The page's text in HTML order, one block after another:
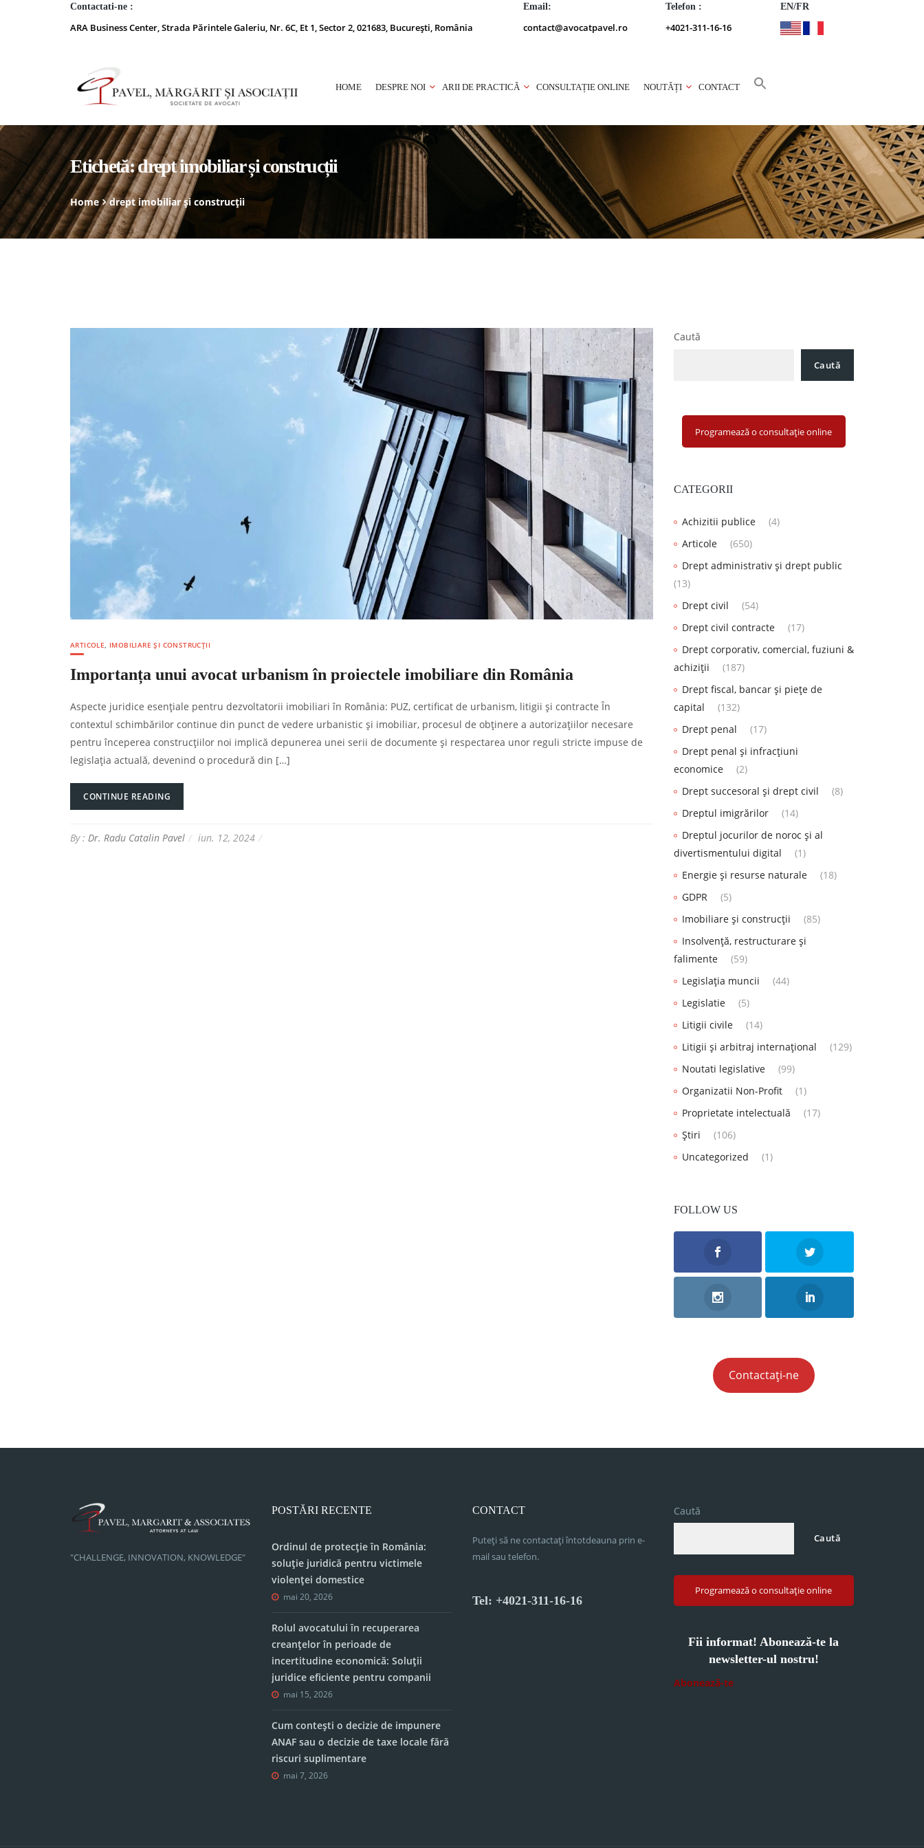
Contactati-ne :
ARA Business Center, Strada Părintele Galeriu, Nr. 6C, Et 1, Sector 2, 021683, București, România
Email:
contact@avocatpavel.ro
Telefon :
+4021-311-16-16
EN/FR
HOME DESPRE NOI ARII DE PRACTICĂ CONSULTAȚIE ONLINE NOUTĂȚI CONTACT
Etichetă:drept imobiliar și construcții
Home drept imobiliar și construcții
ARTICOLE IMOBILIARE ȘI CONSTRUCȚII
Importanța unui avocat urbanism în proiectele imobiliare din România
Aspecte juridice esențiale pentru dezvoltatorii imobiliari în România: PUZ, certificat de urbanism, litigii și contracte În
contextul schimbărilor continue din punct de vedere urbanistic și imobiliar, procesul de obținere a autorizațiilor necesare
pentru începerea construcțiilor noi implică depunerea unei serii de documente și respectarea unor reguli stricte impuse de
legislația actuală, devenind o procedură din […]
CONTINUE READING
By : Dr. Radu Catalin Pavel iun. 12, 2024
Caută
Caută
Programează o consultație online
CATEGORII
Achizitii publice
(4)
Articole
(650)
Drept administrativ și drept public
(13)
Drept civil
(54)
Drept civil contracte
(17)
Drept corporativ, comercial, fuziuni &
achiziții
(187)
Drept fiscal, bancar și piețe de
capital
(132)
Drept penal
(17)
Drept penal și infracțiuni
economice
(2)
Drept succesoral și drept civil
(8)
Dreptul imigrărilor
(14)
Dreptul jocurilor de noroc și al
divertismentului digital
(1)
Energie și resurse naturale
(18)
GDPR
(5)
Imobiliare și construcții
(85)
Insolvență, restructurare și
falimente
(59)
Legislația muncii
(44)
Legislatie
(5)
Litigii civile
(14)
Litigii și arbitraj internațional
(129)
Noutati legislative
(99)
Organizatii Non-Profit
(1)
Proprietate intelectuală
(17)
Știri
(106)
Uncategorized
(1)
FOLLOW US
Contactați-ne
"CHALLENGE, INNOVATION, KNOWLEDGE"
POSTĂRI RECENTE
Ordinul de protecție în România:
soluție juridică pentru victimele
violenței domestice
mai 20, 2026
Rolul avocatului în recuperarea
creanțelor în perioade de
incertitudine economică: Soluții
juridice eficiente pentru companii
mai 15, 2026
Cum contești o decizie de impunere
ANAF sau o decizie de taxe locale fără
riscuri suplimentare
mai 7, 2026
CONTACT
Puteți să ne contactați întotdeauna prin e-
mail sau telefon.
Tel: +4021-311-16-16
Caută
Caută
Programează o consultație online
Fii informat! Abonează-te la
newsletter-ul nostru!
Abonează-te